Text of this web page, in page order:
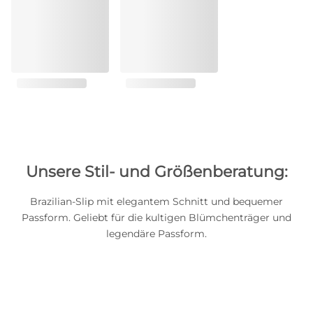
Unsere Stil- und Größenberatung:
Brazilian-Slip mit elegantem Schnitt und bequemer
Passform. Geliebt für die kultigen Blümchenträger und
legendäre Passform.